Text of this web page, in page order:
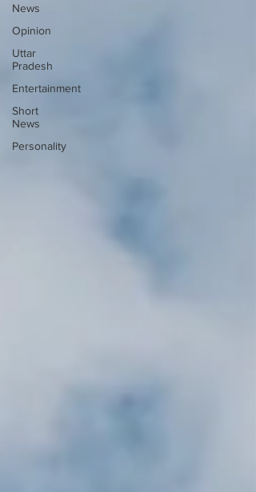
News
Opinion
Uttar
Pradesh
Entertainment
Short
News
Personality